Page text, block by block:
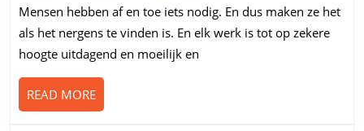
technologie
hebben
Mensen hebben af en toe iets nodig. En dus maken ze het
als het nergens te vinden is. En elk werk is tot op zekere
hoogte uitdagend en moeilijk en
READ MOREREAD
MORE